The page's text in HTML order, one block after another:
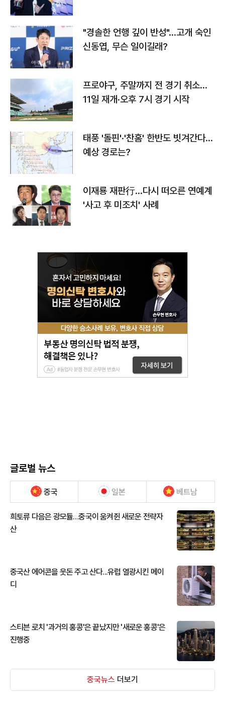
"경솔한 언행 깊이 반성"…고개 숙인
신동엽, 무슨 일이길래?
프로야구, 주말까지 전 경기 취소…
11일 재개·오후 7시 경기 시작
태풍 '돌핀'·'찬홈' 한반도 빗겨간다…
예상 경로는?
이재룡 재판行…다시 떠오른 연예계
'사고 후 미조치' 사례
글로벌 뉴스
중국 일본 베트남
희토류 다음은 광모듈…중국이 움켜쥔 새로운 전략자
산
중국산 에어콘을 웃돈 주고 산다...유럽 열광시킨 메이
디
스티븐 로치 '과거의 홍콩'은 끝났지만 '새로운 홍콩'은
진행중
중국뉴스 더보기